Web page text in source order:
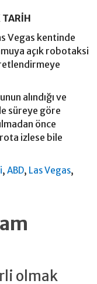
TARİH
Vegas kentinde
açık robotaksi
alındığı ve
süreye göre
önce
izlese bile
,ABD, Las Vegas,
olmak